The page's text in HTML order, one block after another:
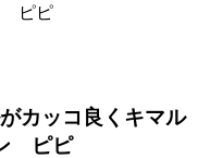
ピピ
カッコ良くキマル
ピピ